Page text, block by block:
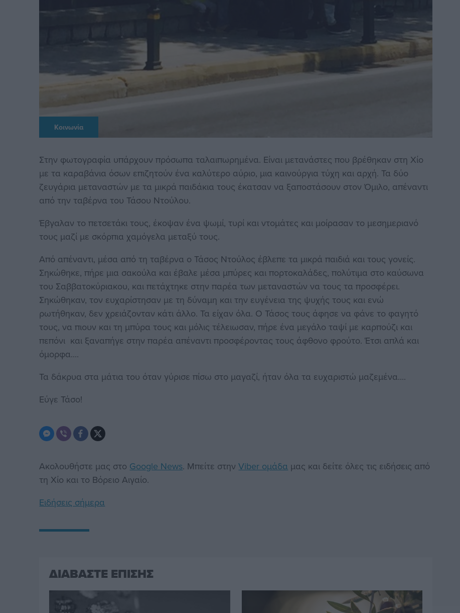
Κοινωνία
Στην φωτογραφία υπάρχουν πρόσωπα ταλαιπωρημένα. Είναι μετανάστες που βρέθηκαν στη Χίο
με τα καραβάνια όσων επιζητούν ένα καλύτερο αύριο, μια καινούργια τύχη και αρχή. Τα δύο
ζευγάρια μεταναστών με τα μικρά παιδάκια τους έκατσαν να ξαποστάσουν στον Όμιλο, απέναντι
από την ταβέρνα του Τάσου Ντούλου.
Έβγαλαν το πετσετάκι τους, έκοψαν ένα ψωμί, τυρί και ντομάτες και μοίρασαν το μεσημεριανό
τους μαζί με σκόρπια χαμόγελα μεταξύ τους.
Από απέναντι, μέσα από τη ταβέρνα ο Τάσος Ντούλος έβλεπε τα μικρά παιδιά και τους γονείς.
Σηκώθηκε, πήρε μια σακούλα και έβαλε μέσα μπύρες και πορτοκαλάδες, πολύτιμα στο καύσωνα
του Σαββατοκύριακου, και πετάχτηκε στην παρέα των μεταναστών να τους τα προσφέρει.
Σηκώθηκαν, τον ευχαρίστησαν με τη δύναμη και την ευγένεια της ψυχής τους και ενώ
ρωτήθηκαν, δεν χρειάζονταν κάτι άλλο. Τα είχαν όλα. Ο Τάσος τους άφησε να φάνε το φαγητό
τους, να πιουν και τη μπύρα τους και μόλις τέλειωσαν, πήρε ένα μεγάλο ταψί με καρπούζι και
πεπόνι και ξαναπήγε στην παρέα απέναντι προσφέροντας τους άφθονο φρούτο. Έτσι απλά και
όμορφα....
Τα δάκρυα στα μάτια του όταν γύρισε πίσω στο μαγαζί, ήταν όλα τα ευχαριστώ μαζεμένα....
Εύγε Τάσο!
Ακολουθήστε μας στο Google News. Μπείτε στηνViber ομάδα μας και δείτε όλες τις ειδήσεις από
τη Χίο και το Βόρειο Αιγαίο.
Ειδήσεις σήμερα
ΔΙΑΒΑΣΤΕ ΕΠΙΣΗΣ